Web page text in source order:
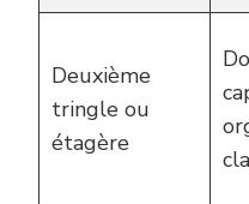
Deuxième
tringle ou
étagère